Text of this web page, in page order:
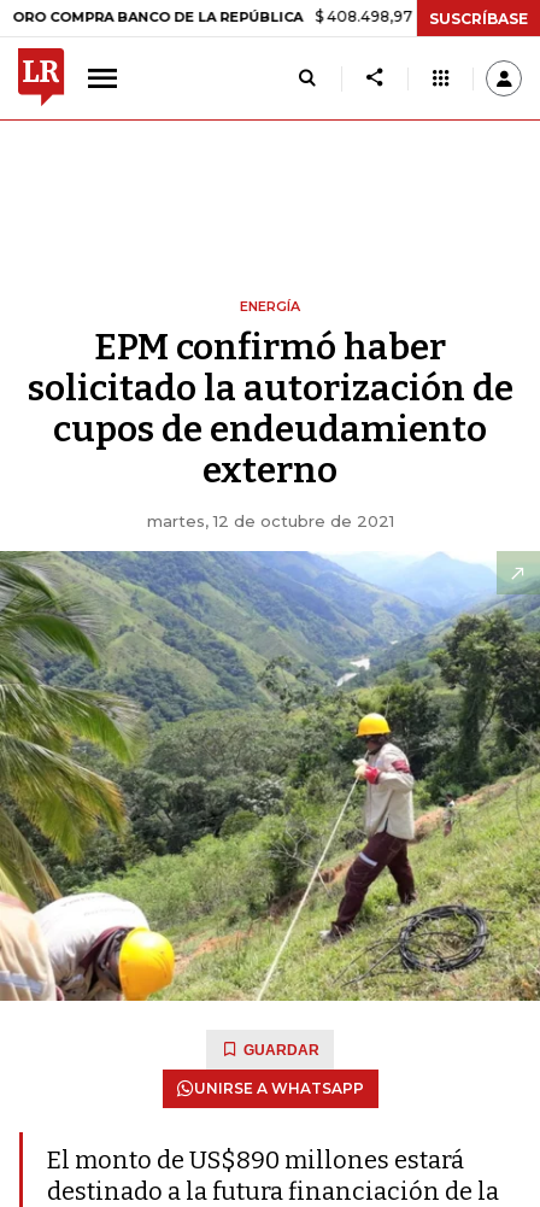
BANCO DE LA REPÚBLICA $ 408.498,97 +$ 8.753,81 +2,19%
SUSCRÍBASE
ENERGÍA
EPM confirmó haber
solicitado la autorización de
cupos de endeudamiento
externo
martes, 12 de octubre de 2021
GUARDAR
UNIRSE A WHATSAPP
El monto de US$890 millones estará
destinado a la futura financiación de la